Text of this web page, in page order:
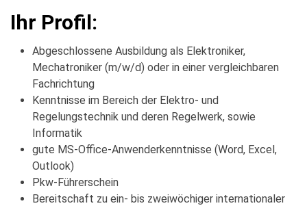
Ihr Profil:
Abgeschlossene Ausbildung als Elektroniker,
Mechatroniker (m/w/d) oder in einer vergleichbaren
Fachrichtung
Kenntnisse im Bereich der Elektro- und
Regelungstechnik und deren Regelwerk, sowie
Informatik
gute MS-Office-Anwenderkenntnisse (Word, Excel,
Outlook)
Pkw-Führerschein
Bereitschaft zu ein- bis zweiwöchiger internationaler